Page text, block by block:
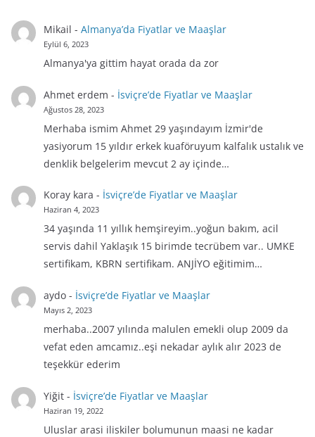
Mikail - Almanya’da Fiyatlar ve Maaşlar
Eylül 6, 2023
Almanya'ya gittim hayat orada da zor
Ahmet erdem - İsviçre’de Fiyatlar ve Maaşlar
Ağustos 28, 2023
Merhaba ismim Ahmet 29 yaşındayım İzmir'de
yasiyorum 15 yıldır erkek kuaföruyum kalfalık ustalık ve
denklik belgelerim mevcut 2 ay içinde…
Koray kara - İsviçre’de Fiyatlar ve Maaşlar
Haziran 4, 2023
34 yaşında 11 yıllık hemşireyim..yoğun bakım, acil
servis dahil Yaklaşık 15 birimde tecrübem var.. UMKE
sertifikam, KBRN sertifikam. ANJİYO eğitimim…
aydo- İsviçre’de Fiyatlar ve Maaşlar
Mayıs 2, 2023
merhaba..2007 yılında malulen emekli olup 2009 da
vefat eden amcamız..eşi nekadar aylık alır 2023 de
teşekkür ederim
Yiğit- İsviçre’de Fiyatlar ve Maaşlar
Haziran 19, 2022
Uluslar arasi iliskiler bolumunun maasi ne kadar